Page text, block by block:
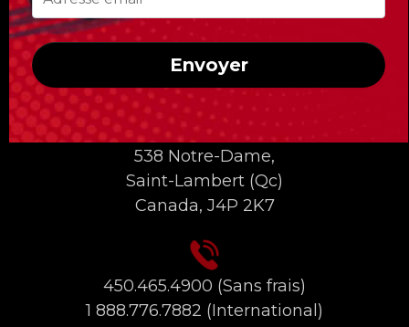
INFORMATIONS DE CONTACT
538 Notre-Dame,
Saint-Lambert (Qc)
Canada, J4P 2K7
450.465.4900 (Sans frais)
1 888.776.7882 (International)
Envoyer